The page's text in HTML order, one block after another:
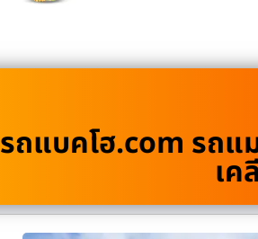
รถแบคโฮ.com รถแ
เ